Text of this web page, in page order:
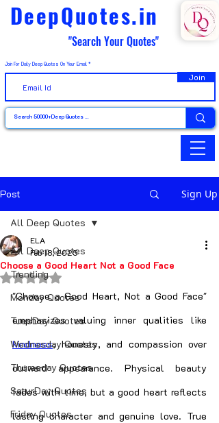
DeepQuotes.in
"Search Your Quotes"
Join For Daily Deep Quotes On Your Email
Join
Post Sign Up
All Deep Quotes
Trending
Monday Quotes
TuesDay Quotes
Wednesday Quotes
Thuresday Quotes
SaturDay Quotes
Friday Quotes
All Deep Quotes
Choose a Good Heart Not a Good Face
ELA
Feb 18, 2025
Rated NaN out of 5 stars.
"Choose a Good Heart, Not a Good Face"
kindness, honesty, and compassion over
outward appearance. Physical beauty
fades with time, but a good heart reflects
lasting character and genuine love. True